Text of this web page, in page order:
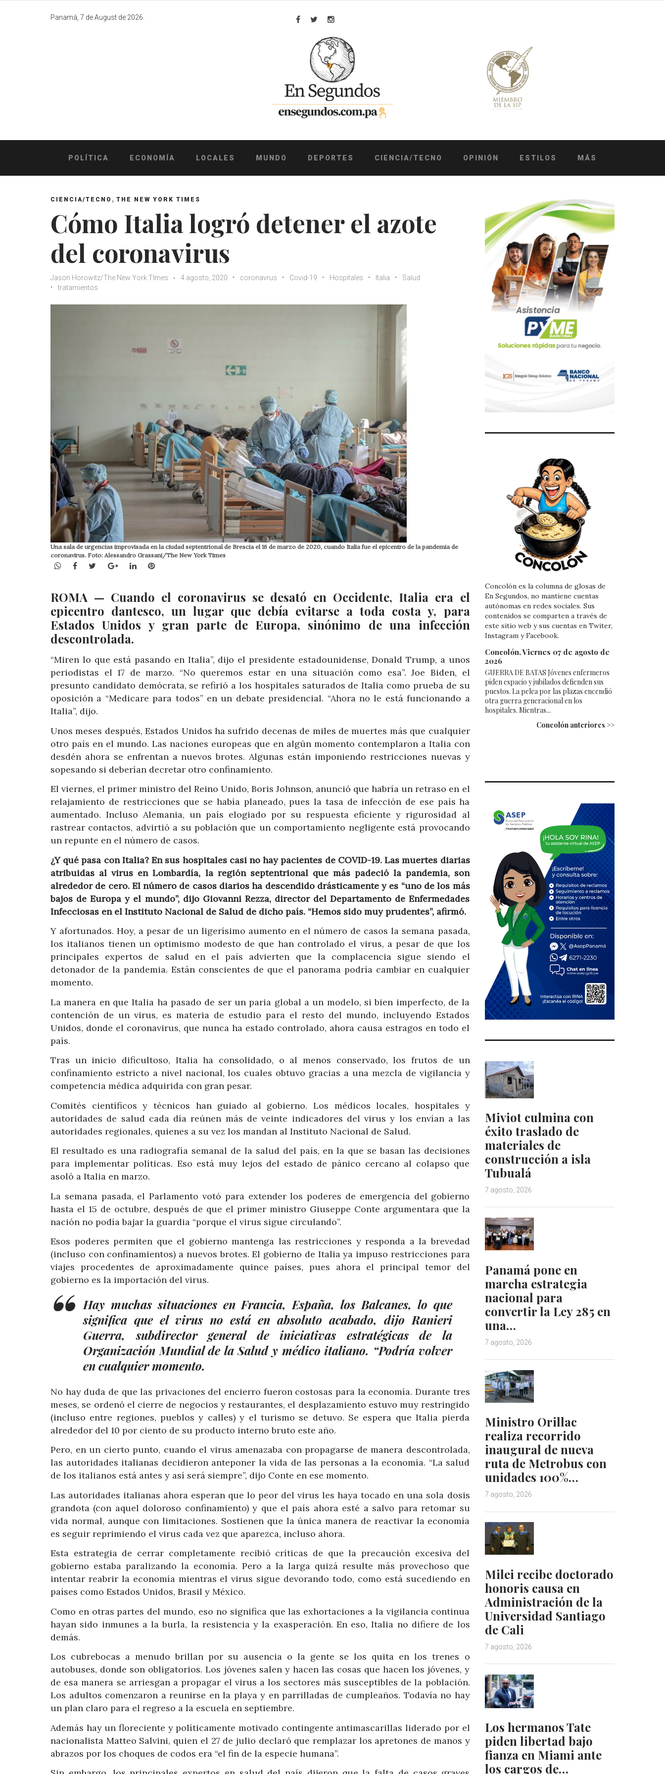
Panamá, 7 de August de 2026.
Facebook
TwitterInstagram
POLÍTICA ECONOMÍA LOCALES MUNDO DEPORTES CIENCIA/TECNO OPINIÓN ESTILOS MÁS
CIENCIA/TECNO , THE NEW YORK TIMES
Cómo Italia logró detener el azote
del coronavirus
Jason Horowitz/The New York TImes 4 agosto, 2020 coronavrus Covid-19 Hospitales Italia
Salud
tratamientos
Una sala de urgencias improvisada en la ciudad septentrional de Brescia el 16 de marzo de 2020, cuando Italia fue el epicentro de la pandemia de
coronavirus. Foto: Alessandro Grassani/The New York Times
WhatsApp
Facebook
TwitterGoogle+LinkedInPinterest
ROMA — Cuando el coronavirus se desató en Occidente, Italia era el
epicentro dantesco, un lugar que debía evitarse a toda costa y, para
Estados Unidos y gran parte de Europa, sinónimo de una infección
descontrolada.
“Miren lo que está pasando en Italia”, dijo el presidente estadounidense, Donald Trump, a unos
periodistas el 17 de marzo. “No queremos estar en una situación como esa”. Joe Biden, el
presunto candidato demócrata, se refirió a los hospitales saturados de Italia como prueba de su
oposición a “Medicare para todos” en un debate presidencial. “Ahora no le está funcionando a
Italia”, dijo.
Unos meses después, Estados Unidos ha sufrido decenas de miles de muertes más que cualquier
otro país en el mundo. Las naciones europeas que en algún momento contemplaron a Italia con
desdén ahora se enfrentan a nuevos brotes. Algunas están imponiendo restricciones nuevas y
sopesando si deberían decretar otro confinamiento.
El viernes, el primer ministro del Reino Unido, Boris Johnson, anunció que habría un retraso en el
relajamiento de restricciones que se había planeado, pues la tasa de infección de ese país ha
aumentado. Incluso Alemania, un país elogiado por su respuesta eficiente y rigurosidad al
rastrear contactos, advirtió a su población que un comportamiento negligente está provocando
un repunte en el número de casos.
¿Y qué pasa con Italia? En sus hospitales casi no hay pacientes de COVID-19. Las muertes diarias
atribuidas al virus en Lombardía, la región septentrional que más padeció la pandemia, son
alrededor de cero. El número de casos diarios ha descendido drásticamente y es “uno de los más
bajos de Europa y el mundo”, dijo Giovanni Rezza, director del Departamento de Enfermedades
Infecciosas en el Instituto Nacional de Salud de dicho país. “Hemos sido muy prudentes”, afirmó.
Y afortunados. Hoy, a pesar de un ligerísimo aumento en el número de casos la semana pasada,
los italianos tienen un optimismo modesto de que han controlado el virus, a pesar de que los
principales expertos de salud en el país advierten que la complacencia sigue siendo el
detonador de la pandemia. Están conscientes de que el panorama podría cambiar en cualquier
momento.
La manera en que Italia ha pasado de ser un paria global a un modelo, si bien imperfecto, de la
contención de un virus, es materia de estudio para el resto del mundo, incluyendo Estados
Unidos, donde el coronavirus, que nunca ha estado controlado, ahora causa estragos en todo el
país.
Tras un inicio dificultoso, Italia ha consolidado, o al menos conservado, los frutos de un
confinamiento estricto a nivel nacional, los cuales obtuvo gracias a una mezcla de vigilancia y
competencia médica adquirida con gran pesar.
Comités científicos y técnicos han guiado al gobierno. Los médicos locales, hospitales y
autoridades de salud cada día reúnen más de veinte indicadores del virus y los envían a las
autoridades regionales, quienes a su vez los mandan al Instituto Nacional de Salud.
El resultado es una radiografía semanal de la salud del país, en la que se basan las decisiones
para implementar políticas. Eso está muy lejos del estado de pánico cercano al colapso que
asoló a Italia en marzo.
La semana pasada, el Parlamento votó para extender los poderes de emergencia del gobierno
hasta el 15 de octubre, después de que el primer ministro Giuseppe Conte argumentara que la
nación no podía bajar la guardia “porque el virus sigue circulando”.
Esos poderes permiten que el gobierno mantenga las restricciones y responda a la brevedad
(incluso con confinamientos) a nuevos brotes. El gobierno de Italia ya impuso restricciones para
viajes procedentes de aproximadamente quince países, pues ahora el principal temor del
gobierno es la importación del virus.
Hay muchas situaciones en Francia, España, los Balcanes, lo que
significa que el virus no está en absoluto acabado, dijo Ranieri
Guerra, subdirector general de iniciativas estratégicas de la
Organización Mundial de la Salud y médico italiano. “Podría volver
en cualquier momento.
No hay duda de que las privaciones del encierro fueron costosas para la economía. Durante tres
meses, se ordenó el cierre de negocios y restaurantes, el desplazamiento estuvo muy restringido
(incluso entre regiones, pueblos y calles) y el turismo se detuvo. Se espera que Italia pierda
alrededor del 10 por ciento de su producto interno bruto este año.
Pero, en un cierto punto, cuando el virus amenazaba con propagarse de manera descontrolada,
las autoridades italianas decidieron anteponer la vida de las personas a la economía. “La salud
de los italianos está antes y así será siempre”, dijo Conte en ese momento.
Las autoridades italianas ahora esperan que lo peor del virus les haya tocado en una sola dosis
grandota (con aquel doloroso confinamiento) y que el país ahora esté a salvo para retomar su
vida normal, aunque con limitaciones. Sostienen que la única manera de reactivar la economía
es seguir reprimiendo el virus cada vez que aparezca, incluso ahora.
Esta estrategia de cerrar completamente recibió críticas de que la precaución excesiva del
gobierno estaba paralizando la economía. Pero a la larga quizá resulte más provechoso que
intentar reabrir la economía mientras el virus sigue devorando todo, como está sucediendo en
países como Estados Unidos, Brasil y México.
Como en otras partes del mundo, eso no significa que las exhortaciones a la vigilancia continua
hayan sido inmunes a la burla, la resistencia y la exasperación. En eso, Italia no difiere de los
demás.
Los cubrebocas a menudo brillan por su ausencia o la gente se los quita en los trenes o
autobuses, donde son obligatorios. Los jóvenes salen y hacen las cosas que hacen los jóvenes, y
de esa manera se arriesgan a propagar el virus a los sectores más susceptibles de la población.
Los adultos comenzaron a reunirse en la playa y en parrilladas de cumpleaños. Todavía no hay
un plan claro para el regreso a la escuela en septiembre.
Además hay un floreciente y políticamente motivado contingente antimascarillas liderado por el
nacionalista Matteo Salvini, quien el 27 de julio declaró que remplazar los apretones de manos y
abrazos por los choques de codos era “el fin de la especie humana”.
Concolón es la columna de glosas de
En Segundos, no mantiene cuentas
autónomas en redes sociales. Sus
contenidos se comparten a través de
este sitio web y sus cuentas en Twiter,
Instagram y Facebook.
Concolón, Viernes 07 de agosto de
2026
GUERRA DE BATAS Jóvenes enfermeros
piden espacio y jubilados defienden sus
puestos. La pelea por las plazas encendió
otra guerra generacional en los
hospitales. Mientras...
Concolón anteriores >>
Miviot culmina con
éxito traslado de
materiales de
construcción a isla
Tubualá
7 agosto, 2026
Panamá pone en
marcha estrategia
nacional para
convertir la Ley 285 en
una…
7 agosto, 2026
Ministro Orillac
realiza recorrido
inaugural de nueva
ruta de Metrobus con
unidades 100%…
7 agosto, 2026
Milei recibe doctorado
honoris causa en
Administración de la
Universidad Santiago
de Cali
7 agosto, 2026
Los hermanos Tate
piden libertad bajo
fianza en Miami ante
los cargos de…